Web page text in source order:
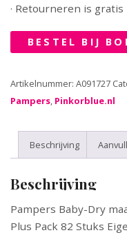
· Retourneren is gratis
BESTEL BIJ
Artikelnummer: A091727
Pampers, Pinkorblue.nl
Beschrijving
Beschrijving
Pampers Baby-Dry
Plus Pack 82 Stuks